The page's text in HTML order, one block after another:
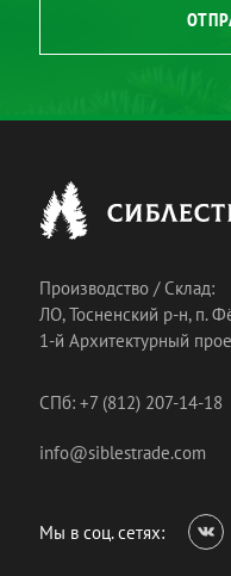
Производство / Склад:
ЛО, Тосненский р-н, п.
1-й Архитектурный
СПб: +7 (812) 207-14-18
info@siblestrade.com
Мы в соц. сетях: